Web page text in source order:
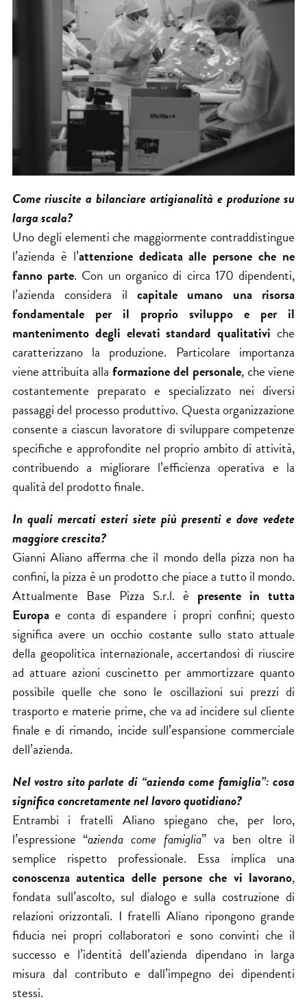
Come riuscite a bilanciare artigianalità e produzione su
larga scala?
Uno degli elementi che maggiormente contraddistingue
l’azienda è l’attenzione dedicata alle persone che ne
fanno parte. Con un organico di circa 170 dipendenti,
l’azienda considera il capitale umano una risorsa
fondamentale per il proprio sviluppo e per il
mantenimento degli elevati standard qualitativi che
caratterizzano la produzione. Particolare importanza
viene attribuita allaformazione del personale, che viene
costantemente preparato e specializzato nei diversi
passaggi del processo produttivo. Questa organizzazione
consente a ciascun lavoratore di sviluppare competenze
specifiche e approfondite nel proprio ambito di attività,
contribuendo a migliorare l’efficienza operativa e la
qualità del prodotto finale.
In quali mercati esteri siete più presenti e dove vedete
maggiore crescita?
Gianni Aliano afferma che il mondo della pizza non ha
confini, la pizza è un prodotto che piace a tutto il mondo.
Attualmente Base Pizza S.r.l. è presente in tutta
Europa e conta di espandere i propri confini; questo
significa avere un occhio costante sullo stato attuale
della geopolitica internazionale, accertandosi di riuscire
ad attuare azioni cuscinetto per ammortizzare quanto
possibile quelle che sono le oscillazioni sui prezzi di
trasporto e materie prime, che va ad incidere sul cliente
finale e di rimando, incide sull’espansione commerciale
dell’azienda.
Nel vostro sito parlate di “azienda come famiglia”: cosa
significa concretamente nel lavoro quotidiano?
Entrambi i fratelli Aliano spiegano che, per loro,
l’espressione “azienda come famiglia” va ben oltre il
semplice rispetto professionale. Essa implica una
conoscenza autentica delle persone che vi lavorano,
fondata sull’ascolto, sul dialogo e sulla costruzione di
relazioni orizzontali. I fratelli Aliano ripongono grande
fiducia nei propri collaboratori e sono convinti che il
successo e l’identità dell’azienda dipendano in larga
misura dal contributo e dall’impegno dei dipendenti
stessi.